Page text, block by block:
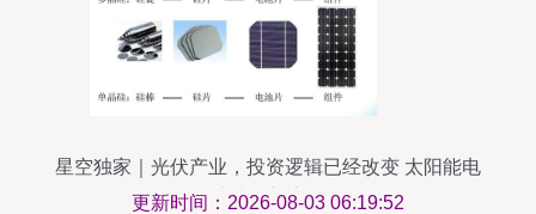
星空独家｜光伏产业，投资逻辑已经改变 太阳能电
池片的新赛道
更新时间：2026-08-03 06:19:52